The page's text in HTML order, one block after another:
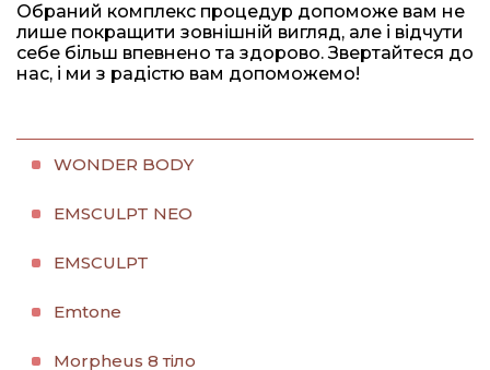
Обраний комплекс процедур допоможе вам не
лише покращити зовнішній вигляд, але і відчути
себе більш впевнено та здорово. Звертайтеся до
нас, і ми з радістю вам допоможемо!
WONDER BODY
EMSCULPT NEO
EMSCULPT
Emtone
Morpheus 8 тіло